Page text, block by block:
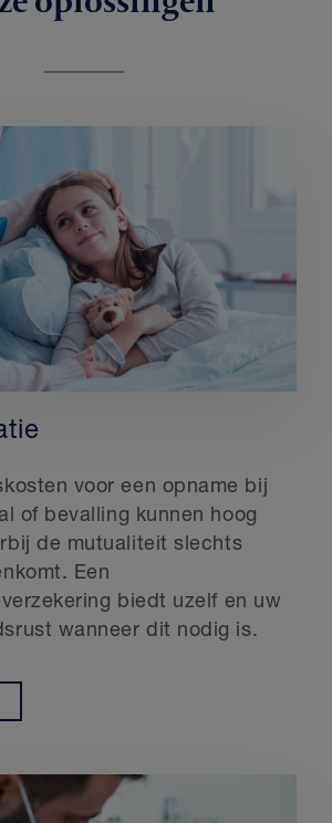
voor een opname bij
of bevalling kunnen hoog
de mutualiteit slechts
Een
biedt uzelf en uw
wanneer dit nodig is.